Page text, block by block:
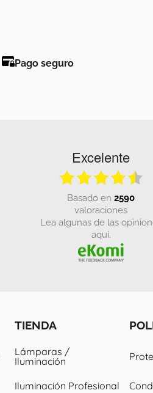
Pago seguro
Excelente
basado en 2590
valoraciones
Lea algunas de las opiniones
aquí.
TIENDA
Lámparas /
Iluminación
Iluminación Profesional